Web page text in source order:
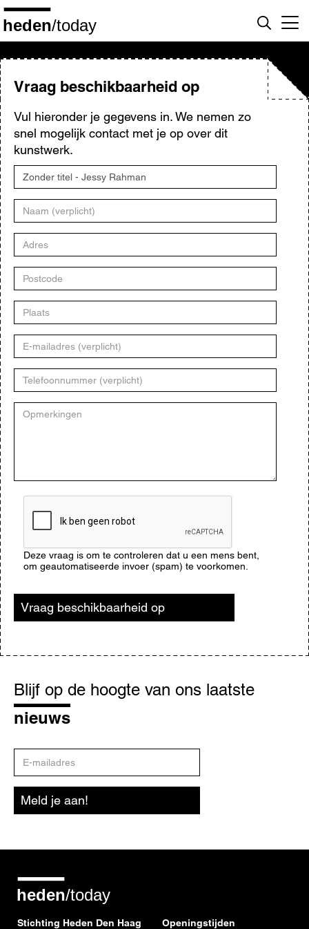
Overslaan
en
naar
inhoud
gaanVraag beschikbaarheid op
Vul hieronder je gegevens in. We nemen zo
snel mogelijk contact met je op over dit
kunstwerk.
Titel
kunstwerk
Naam
Adres
Postcode
Plaats
E-
mailadres
Telefoonnummer
Opmerkingen
Deze vraag is om te controleren dat u een mens bent,
om geautomatiseerde invoer (spam) te voorkomen.
Vraag beschikbaarheid op
op
de
hoogte
Blijf op de hoogte van ons laatste
nieuws
mailadres
Meld je aan!
Stichting Heden Den Haag Openingstijden